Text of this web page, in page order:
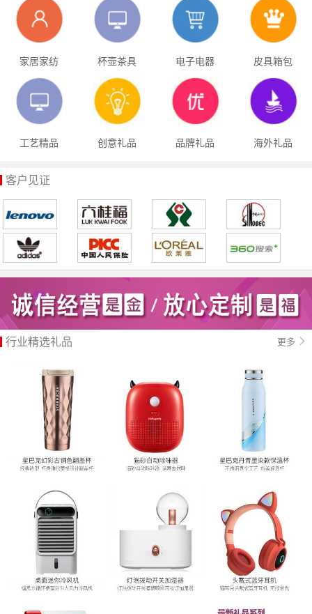
家居家纺 杯壶茶具 电子电器 皮具箱包
工艺精品 创意礼品 品牌礼品 海外礼品
客户见证
4
5
6
行业精选礼品 更多